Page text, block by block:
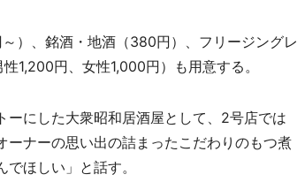
）、銘酒・地酒（380円）、フリージングレ
1,200円、女性1,000円）も用意する。
にした大衆昭和居酒屋として、2号店では
ナーの思い出の詰まったこだわりのもつ煮
ほしい」と話す。